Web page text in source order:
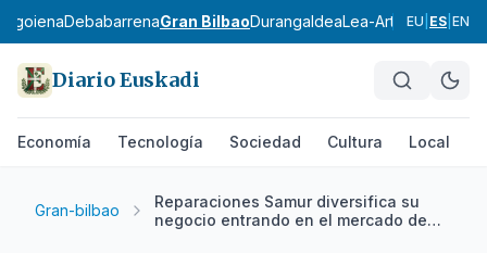
DebabarrenaGran BilbaoDurangaldeaLea-Artibai
EU ES EN
Diario Euskadi
Economía Tecnología Sociedad Cultura Local
Gran-bilbao
Reparaciones Samur diversifica su
negocio entrando en el mercado de